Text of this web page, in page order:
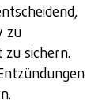
zu
sichern.